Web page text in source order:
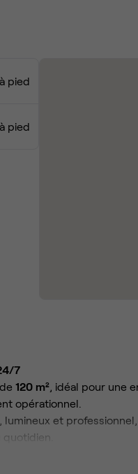
pied
pied
7
120 m², idéal pour une
opérationnel.
et